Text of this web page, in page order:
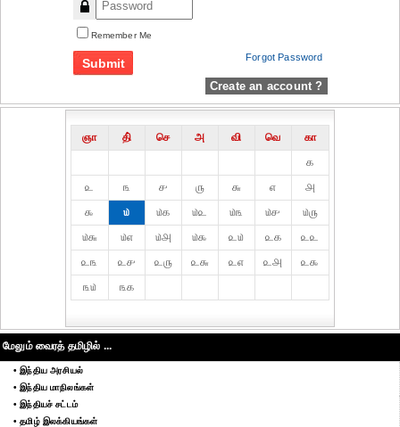
Remember Me
Forgot Password
Create an account ?
ஞா தி் செ அ வி வெ
கா
௧
௨
௩ ௪ ௫ ௬ ௭
௮
௯
௰ ௰௧ ௰௨ ௰௩ ௰௪
௰௫
௰௬
௰௭ ௰௮ ௰௯ ௨௰ ௨௧
௨௨
௨௩
௨௪ ௨௫ ௨௬ ௨௭ ௨௮
௨௯
௩௰
௩௧
மேலும் வைரத் தமிழில் ...
• இந்திய அரசியல்
• இந்திய மாநிலங்கள்
• இந்தியச் சட்டம்
• தமிழ் இலக்கியங்கள்